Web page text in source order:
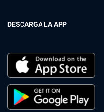
DESCARGA LA APP